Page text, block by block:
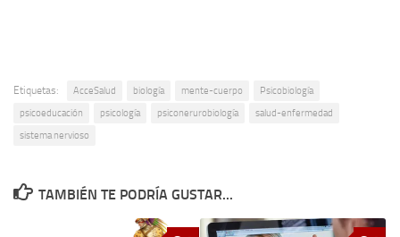
Etiquetas: AcceSalud biología mente-cuerpo
Psicobiología
psicoeducación
psicología psiconerurobiología
salud-enfermedad
sistema nervioso
TAMBIÉN TE PODRÍA GUSTAR...